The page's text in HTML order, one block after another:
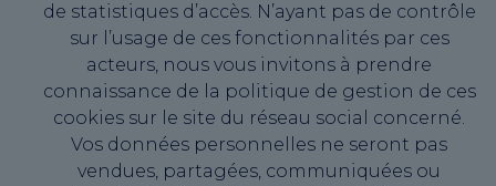
de statistiques d’accès. N’ayant pas de contrôle
sur l’usage de ces fonctionnalités par ces
acteurs, nous vous invitons à prendre
connaissance de la politique de gestion de ces
cookies sur le site du réseau social concerné.
Vos données personnelles ne seront pas
vendues, partagées, communiquées ou